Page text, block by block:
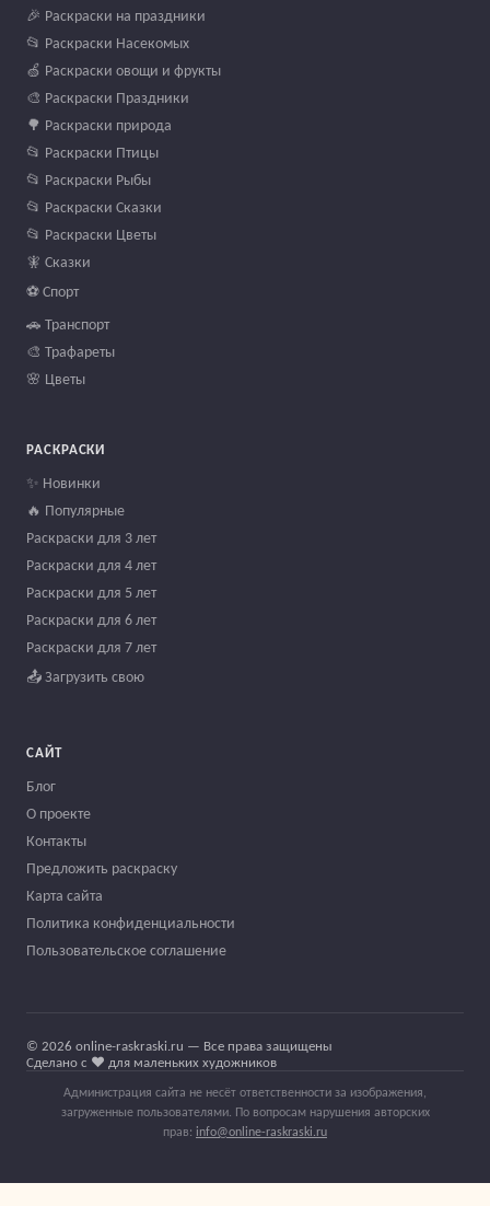
🎉 Раскраски на праздники
📂 Раскраски Насекомых
🍏 Раскраски овощи и фрукты
🎨 Раскраски Праздники
🌳 Раскраски природа
📂 Раскраски Птицы
📂 Раскраски Рыбы
📂 Раскраски Сказки
📂 Раскраски Цветы
🧚 Сказки
⚽ Спорт
🚗 Транспорт
🎨 Трафареты
🌸 Цветы
РАСКРАСКИ
✨ Новинки
🔥 Популярные
Раскраски для 3 лет
Раскраски для 4 лет
Раскраски для 5 лет
Раскраски для 6 лет
Раскраски для 7 лет
📤 Загрузить свою
САЙТ
Блог
О проекте
Контакты
Предложить раскраску
Карта сайта
Политика конфиденциальности
Пользовательское соглашение
© 2026 online-raskraski.ru — Все права защищены
Сделано с ❤️ для маленьких художников
Администрация сайта не несёт ответственности за изображения,
загруженные пользователями. По вопросам нарушения авторских
прав: info@online-raskraski.ru